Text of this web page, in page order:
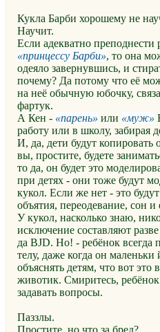
Кукла Барби хорошему не
Научит.
Если адекватно преподнести
принцессу Барби , то она
одеяло завернувшись, и
почему? Да потому что её
на неё обычную юбочку,
фартук.
А Кен -
парень или муж
работу или в школу, забирая
И, да, дети будут копировать
вы, простите, будете
то да, он будет это
при детях - они тоже будут
кукол. Если же нет - это
объятия, переодевание, сон
У кукол, насколько знаю,
исключение составляют
да BJD. Но! - ребёнок всегда
телу, даже когда он
объяснять детям, что вот это
животик. Смиритесь, ребёнок
задавать вопросы.
Паззлы.
Простите, но что за бред?